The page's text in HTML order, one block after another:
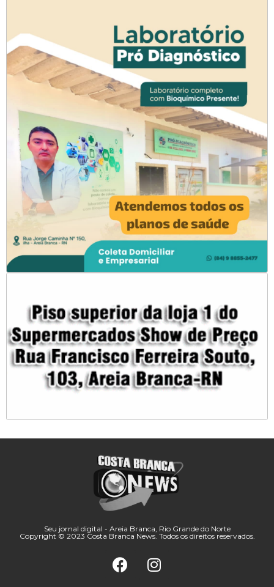
Seu jornal digital - Areia Branca, Rio Grande do Norte
Copyright © 2023 Costa Branca News. Todos os direitos reservados.